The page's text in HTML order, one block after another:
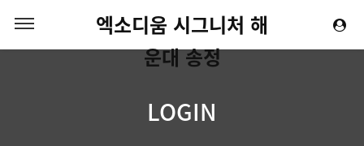
엑소디움 시그니처 해
운대 송정
LOGIN